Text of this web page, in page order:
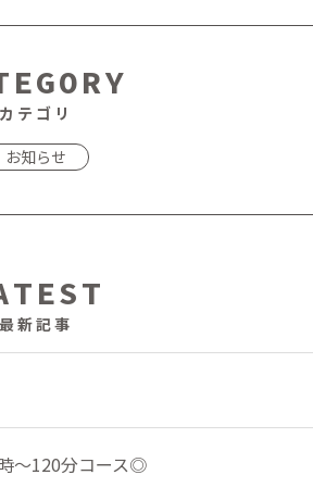
カテゴリ
お知らせ
最新記事
～120分コース◎